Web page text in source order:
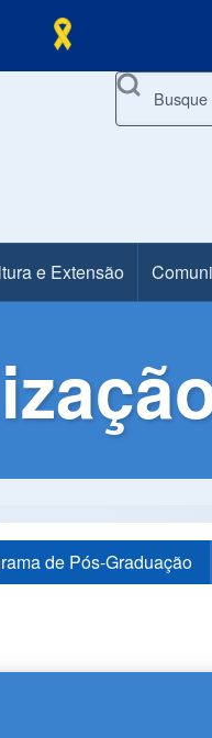
Search
e Extensão
de Pós-Graduação